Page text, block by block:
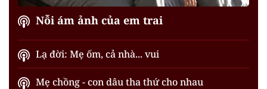
Nỗi ám ảnh của em trai
Lạ đời: Mẹ ốm, cả nhà... vui
Mẹ chồng - con dâu tha thứ cho nhau